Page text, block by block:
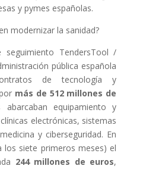
y pymes españolas.
modernizar la sanidad?
seguimiento TendersTool /
pública española
de tecnología y
más de 512 millones de
equipamiento y
electrónicas, sistemas
y ciberseguridad. En
los siete primeros meses) el
244 millones de euros,